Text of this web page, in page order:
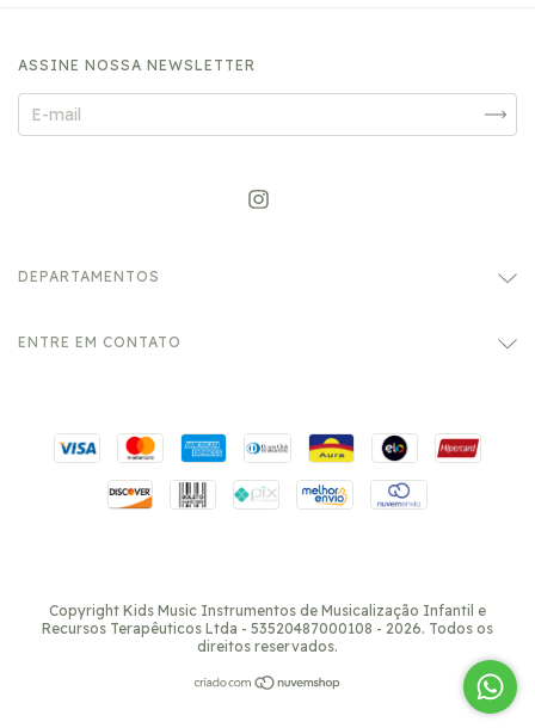
ASSINE NOSSA NEWSLETTER
DEPARTAMENTOS
ENTRE EM CONTATO
Copyright Kids Music Instrumentos de Musicalização Infantil e
Recursos Terapêuticos Ltda - 53520487000108 - 2026. Todos os
direitos reservados.